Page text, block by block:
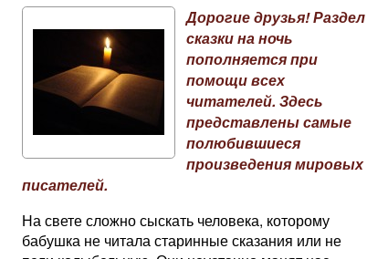
Дорогие друзья! Раздел
сказки на ночь
пополняется при
помощи всех
читателей. Здесь
представлены самые
полюбившиеся
произведения мировых
писателей.
На свете сложно сыскать человека, которому
бабушка не читала старинные сказания или не